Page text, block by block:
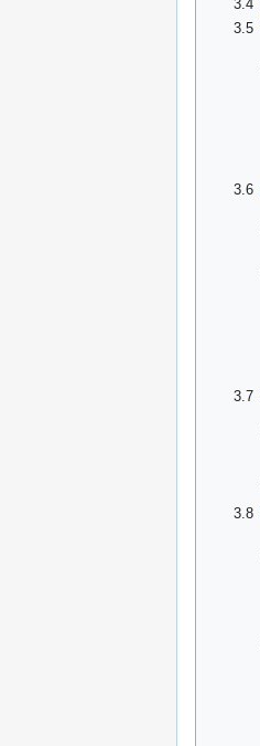
3.4
3.5
3.6
3.7
3.8